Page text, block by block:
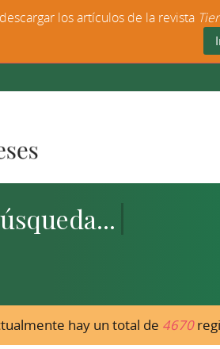
hay un total de 4670
los artículos de la revista